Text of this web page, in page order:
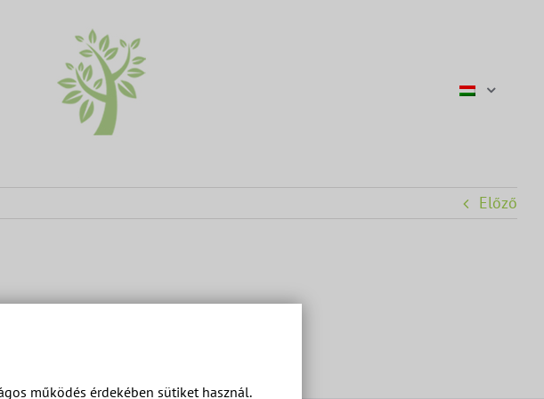
működés érdekében sütiket használ.
Előző